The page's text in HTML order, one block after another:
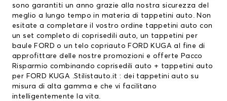
sono garantiti un anno grazie alla nostra sicurezza del
meglio a lungo tempo in materia di tappetini auto. Non
esitate a completare il vostro ordine tappetini auto con
un set completo di coprisedili auto, un tappetini per
baule FORD o un telo copriauto FORD KUGA al fine di
approfittare delle nostre promozioni e offerte Pacco
Risparmio combinando coprisedili auto + tappetini auto
per FORD KUGA .Stilistauto.it : dei tappetini auto su
misura di alta gamma e che vi facilitano
intelligentemente la vita.